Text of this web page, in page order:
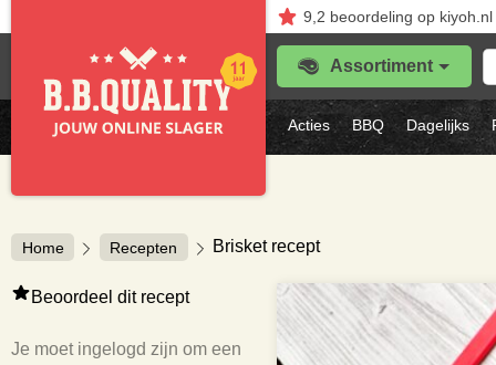
9,2 beoordelingop kiyoh.nl
Assortiment
je
Acties BBQ Dagelijks
Home Recepten Brisket recept
Beoordeel dit recept
Je moet ingelogd zijn om een